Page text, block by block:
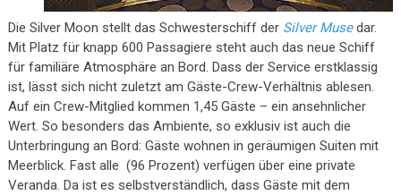
Die Silver Moon stellt das Schwesterschiff der Silver Musedar.
Mit Platz für knapp 600 Passagiere steht auch das neue Schiff
für familiäre Atmosphäre an Bord. Dass der Service erstklassig
ist, lässt sich nicht zuletzt am Gäste-Crew-Verhältnis ablesen.
Auf ein Crew-Mitglied kommen 1,45 Gäste – ein ansehnlicher
Wert. So besonders das Ambiente, so exklusiv ist auch die
Unterbringung an Bord: Gäste wohnen in geräumigen Suiten mit
Meerblick. Fast alle (96 Prozent) verfügen über eine private
Veranda. Da ist es selbstverständlich, dass Gäste mit dem